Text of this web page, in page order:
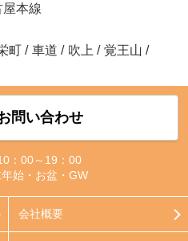
本線
町 / 車道 / 吹上 / 覚王山 /
問い合わせ
：00～19：00
始・お盆・GW
会社概要